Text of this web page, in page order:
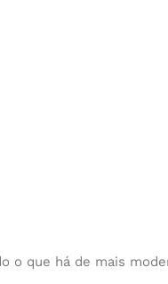
o que há de mais